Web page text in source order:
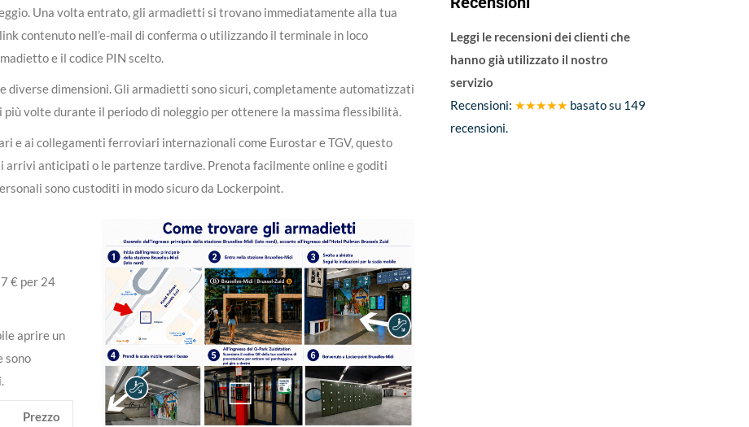
Una volta entrato, gli armadietti si trovano immediatamente alla tua
contenuto nell’e-mail di conferma o utilizzando il terminale in loco
e il codice PIN scelto.
diverse dimensioni. Gli armadietti sono sicuri, completamente automatizzati
volte durante il periodo di noleggio per ottenere la massima flessibilità.
e ai collegamenti ferroviari internazionali come Eurostar e TGV, questo
arrivi anticipati o le partenze tardive. Prenota facilmente online e goditi
sono custoditi in modo sicuro da Lockerpoint.
€ per 24
aprire un
sono
Prezzo
Leggi le recensioni dei clienti che
hanno già utilizzato il nostro
servizio
Recensioni: ★★★★★ basato su 149
recensioni.